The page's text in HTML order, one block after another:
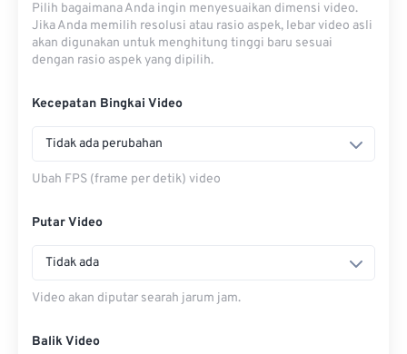
Pilih bagaimana Anda ingin menyesuaikan dimensi video.
Jika Anda memilih resolusi atau rasio aspek, lebar video asli
akan digunakan untuk menghitung tinggi baru sesuai
dengan rasio aspek yang dipilih.
Kecepatan Bingkai Video
Tidak ada perubahan
Ubah FPS (frame per detik) video
Putar Video
Tidak ada
Video akan diputar searah jarum jam.
Balik Video